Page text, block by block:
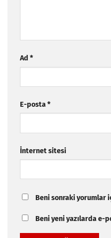
Ad *
E-posta*
İnternet sitesi
Beni sonraki yorumlar
Beni yeni yazılarda e-